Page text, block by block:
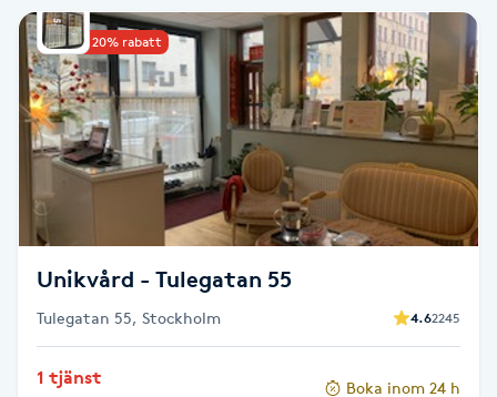
Bottenfärg
Brynformning
Brynfärgning
Brynplockning
Celluliter
Upp till 20% rabatt
Unikvård - Tulegatan 55
Tulegatan 55, Stockholm 4.62245
1 tjänst Boka inom 24 h